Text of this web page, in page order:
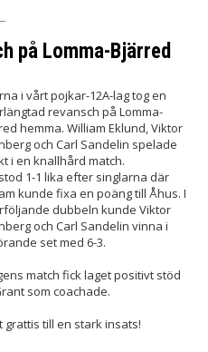
på Lomma-Bjärred
i vårt pojkar-12A-lag tog en
revansch på Lomma-
hemma. William Eklund, Viktor
och Carl Sandelin spelade
i en knallhård match.
1-1 lika efter singlarna där
kunde fixa en poäng till Åhus. I
dubbeln kunde Viktor
och Carl Sandelin vinna i
set med 6-3.
match fick laget positivt stöd
som coachade.
grattis till en stark insats!